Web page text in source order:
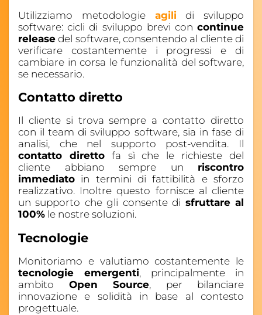
Utilizziamo metodologie agilidi sviluppo
software: cicli di sviluppo brevi con continue
release del software, consentendo al cliente di
verificare costantemente i progressi e di
cambiare in corsa le funzionalità del software,
se necessario.
Contatto diretto
Il cliente si trova sempre a contatto diretto
con il team di sviluppo software, sia in fase di
analisi, che nel supporto post-vendita. Il
contatto direttofa sì che le richieste del
cliente abbiano sempre un riscontro
immediato in termini di fattibilità e sforzo
realizzativo. Inoltre questo fornisce al cliente
un supporto che gli consente di sfruttare al
100% le nostre soluzioni.
Tecnologie
Monitoriamo e valutiamo costantemente le
tecnologie emergenti, principalmente in
ambito Open Source, per bilanciare
innovazione e solidità in base al contesto
progettuale.